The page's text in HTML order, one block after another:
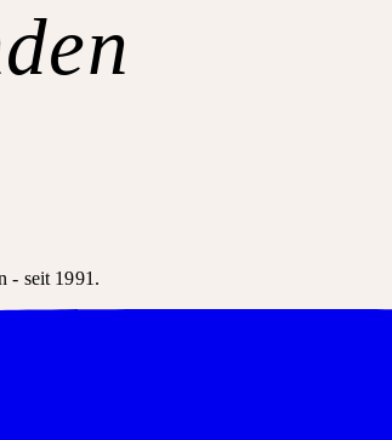
- seit 1991.